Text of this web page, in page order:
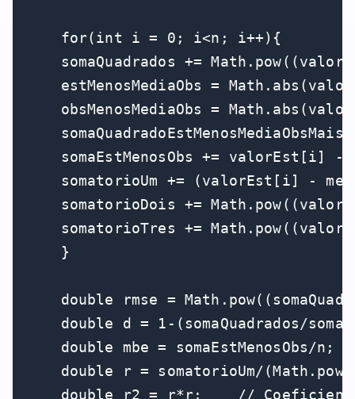
    for(int i = 0; i<n; i++){
somaQuadrados +=
estMenosMediaObs =
obsMenosMediaObs =
somaEstMenosObs += valorEst[i] -
somatorioUm += (valorEst[i] -
somatorioDois +=
somatorioTres +=
    }
double rmse =
double d = 1-(somaQuadrados/
double mbe = somaEstMenosObs/n;
double r = somatorioUm/
double r2 = r*r;    //